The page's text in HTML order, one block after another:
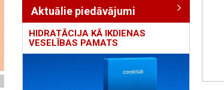
Aktuālie piedāvājumi
HIDRATĀCIJA KĀ IKDIENAS
VESELĪBAS PAMATS